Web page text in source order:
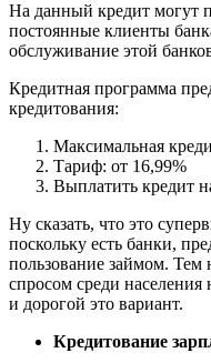
На данный кредит могут
постоянные клиенты
обслуживание этой
Кредитная программа
кредитования:
Максимальная
Тариф: от 16,99%
Выплатить кредит
Ну сказать, что это
поскольку есть банки,
пользование займом. Тем
спросом среди
и дорогой это вариант.
Кредитование